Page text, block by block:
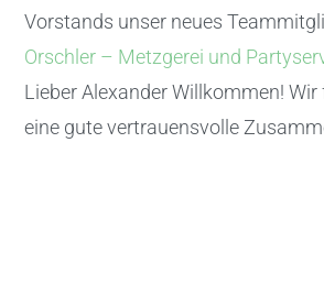
Vorstands unser neues
Orschler – Metzgerei und
Lieber Alexander Willkommen!
eine gute vertrauensvolle